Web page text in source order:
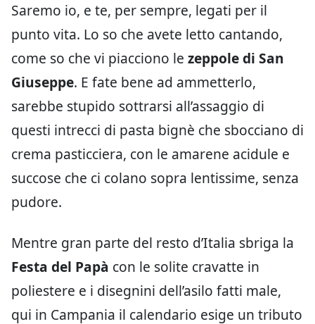
Saremo io, e te, per sempre, legati per il
punto vita. Lo so che avete letto cantando,
come so che vi piacciono le zeppole di San
Giuseppe. E fate bene ad ammetterlo,
sarebbe stupido sottrarsi all’assaggio di
questi intrecci di pasta bignè che sbocciano di
crema pasticciera, con le amarene acidule e
succose che ci colano sopra lentissime, senza
pudore.
Mentre gran parte del resto d’Italia sbriga la
Festa del Papà con le solite cravatte in
poliestere e i disegnini dell’asilo fatti male,
qui in Campania il calendario esige un tributo